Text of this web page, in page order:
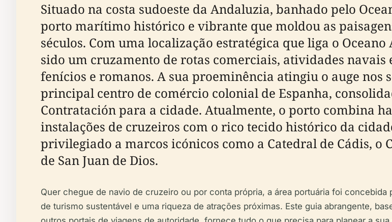
Situado na costa sudoeste da Andaluzia, banhado pelo
porto marítimo histórico e vibrante que moldou as
séculos. Com uma localização estratégica que liga o
sido um cruzamento de rotas comerciais, atividades
fenícios e romanos. A sua proeminência atingiu o auge nos
principal centro de comércio colonial de Espanha,
Contratación para a cidade. Atualmente, o porto combina
instalações de cruzeiros com o rico tecido histórico da
privilegiado a marcos icónicos como a Catedral de Cádis, o
de San Juan de Dios.
Quer chegue de navio de cruzeiro ou por conta própria, a área portuária foi
de turismo sustentável e uma riqueza de atrações próximas. Este guia abrangente,